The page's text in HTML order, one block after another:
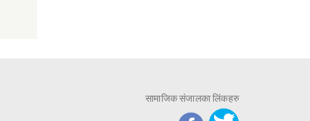
सामाजिक संजालका लिंकहरु